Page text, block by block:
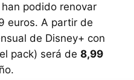
podido renovar
euros. A partir de
de Disney+ con
pack) será de 8,99